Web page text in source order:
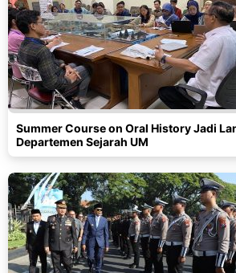
Summer Course on Oral History Jadi
Departemen Sejarah UM